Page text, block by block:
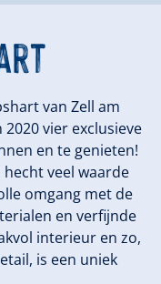
van Zell am
vier exclusieve
en te genieten!
veel waarde
omgang met de
en verfijnde
interieur en zo,
is een uniek